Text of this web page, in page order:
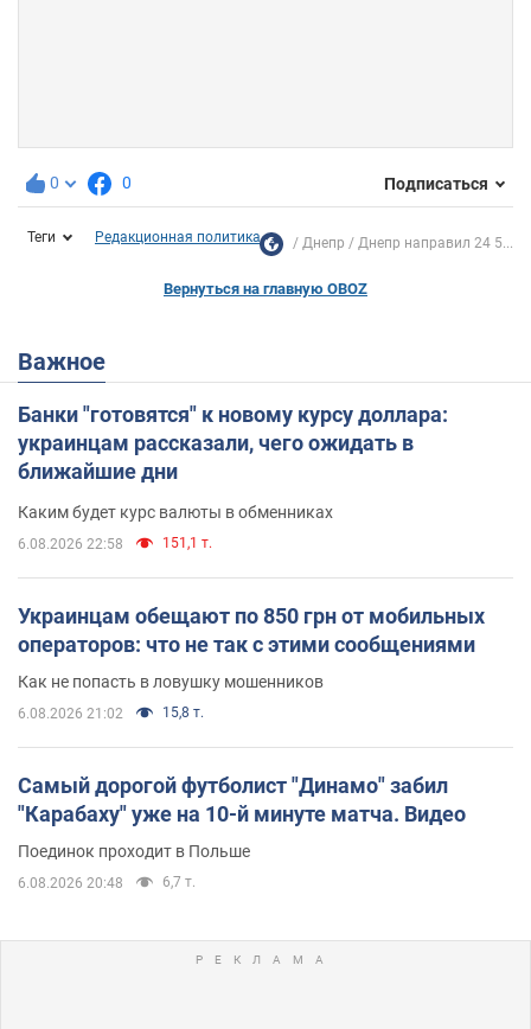
0 0 Подписаться
Теги Редакционная политика Днепр Днепр направил 24 5...
Вернуться на главную OBOZ
Важное
Банки "готовятся" к новому курсу доллара:
украинцам рассказали, чего ожидать в
ближайшие дни
Каким будет курс валюты в обменниках
6.08.2026 22:58 151,1 т.
Украинцам обещают по 850 грн от мобильных
операторов: что не так с этими сообщениями
Как не попасть в ловушку мошенников
6.08.2026 21:02 15,8 т.
Самый дорогой футболист "Динамо" забил
"Карабаху" уже на 10-й минуте матча. Видео
Поединок проходит в Польше
6.08.2026 20:48 6,7 т.